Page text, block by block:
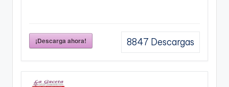
¡Descarga ahora! 8847 Descargas